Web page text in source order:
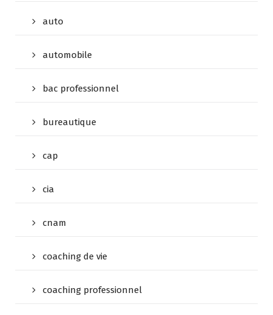
auto
automobile
bac professionnel
bureautique
cap
cia
cnam
coaching de vie
coaching professionnel